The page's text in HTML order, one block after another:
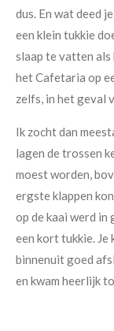
dus. En wat deed
een klein tukkie
slaap te vatten als
het Cafetaria op
zelfs, in het geval
Ik zocht dan
lagen de trossen
moest worden,
ergste klappen
op de kaai werd in
een kort tukkie. Je
binnenuit goed
en kwam heerlijk